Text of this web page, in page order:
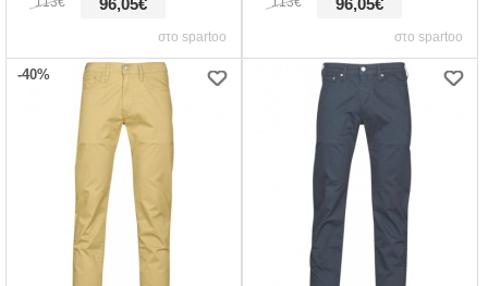
στο spartoo
96,05€
στο spartoo
96,05€
-40%